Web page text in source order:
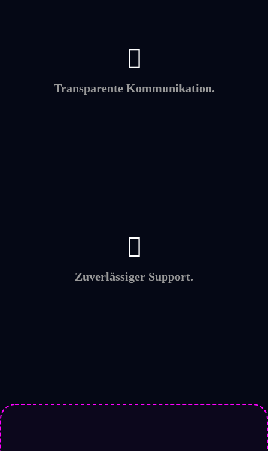
Transparente Kommunikation.
Zuverlässiger Support.